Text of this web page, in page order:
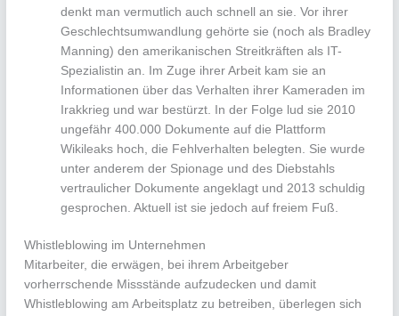
denkt man vermutlich auch schnell an sie. Vor ihrer
Geschlechtsumwandlung gehörte sie (noch als Bradley
Manning) den amerikanischen Streitkräften als IT-
Spezialistin an. Im Zuge ihrer Arbeit kam sie an
Informationen über das Verhalten ihrer Kameraden im
Irakkrieg und war bestürzt. In der Folge lud sie 2010
ungefähr 400.000 Dokumente auf die Plattform
Wikileaks hoch, die Fehlverhalten belegten. Sie wurde
unter anderem der Spionage und des Diebstahls
vertraulicher Dokumente angeklagt und 2013 schuldig
gesprochen. Aktuell ist sie jedoch auf freiem Fuß.
Whistleblowing im Unternehmen
Mitarbeiter, die erwägen, bei ihrem Arbeitgeber
vorherrschende Missstände aufzudecken und damit
Whistleblowing am Arbeitsplatz zu betreiben, überlegen sich